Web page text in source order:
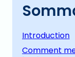
Introduction
Comment